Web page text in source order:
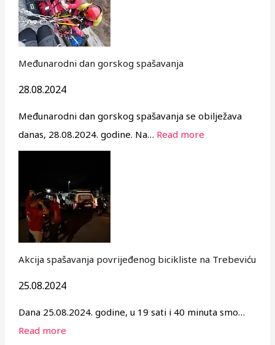
Međunarodni dan gorskog spašavanja
28.08.2024
Međunarodni dan gorskog spašavanja se obilježava
danas, 28.08.2024. godine. Na… Read more
Akcija spašavanja povrijeđenog bicikliste na Trebeviću
25.08.2024
Dana 25.08.2024. godine, u 19 sati i 40 minuta smo…
Read more